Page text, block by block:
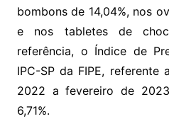
bombons de 14,04%, nos
e nos tabletes de
referência, o Índice de
IPC-SP da FIPE,
2022 a fevereiro de
6,71%.